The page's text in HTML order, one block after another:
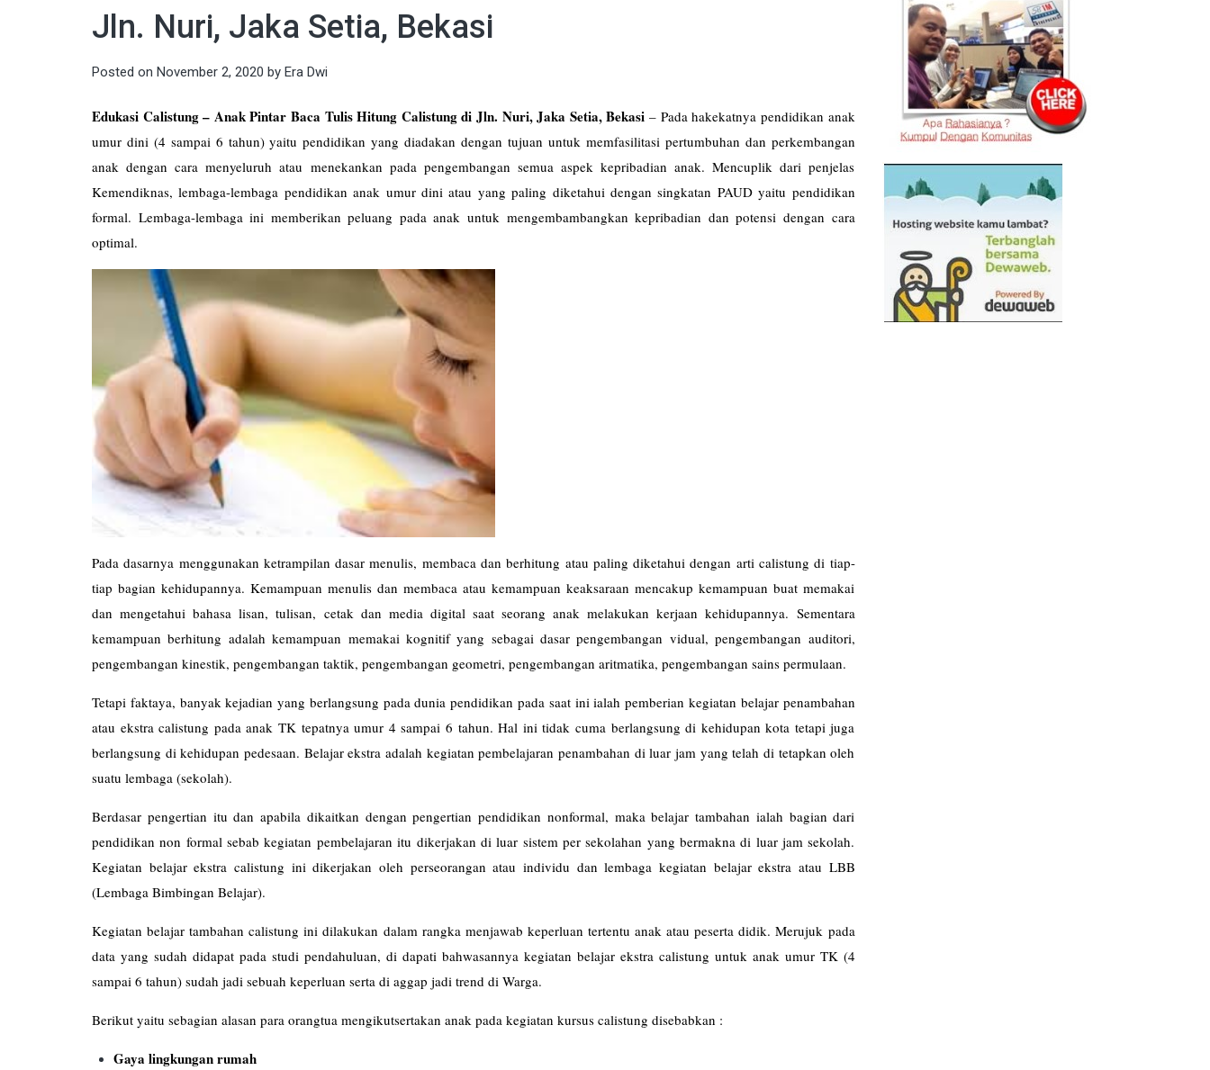
Jln. Nuri, Jaka Setia, Bekasi
Posted on November 2, 2020 by Era Dwi
Edukasi Calistung – Anak Pintar Baca Tulis Hitung Calistung di Jln. Nuri, Jaka Setia, Bekasi – Pada hakekatnya pendidikan anak
umur dini (4 sampai 6 tahun) yaitu pendidikan yang diadakan dengan tujuan untuk memfasilitasi pertumbuhan dan perkembangan
anak dengan cara menyeluruh atau menekankan pada pengembangan semua aspek kepribadian anak. Mencuplik dari penjelas
Kemendiknas, lembaga-lembaga pendidikan anak umur dini atau yang paling diketahui dengan singkatan PAUD yaitu pendidikan
formal. Lembaga-lembaga ini memberikan peluang pada anak untuk mengembambangkan kepribadian dan potensi dengan cara
optimal.
Pada dasarnya menggunakan ketrampilan dasar menulis, membaca dan berhitung atau paling diketahui dengan arti calistung di tiap-
tiap bagian kehidupannya. Kemampuan menulis dan membaca atau kemampuan keaksaraan mencakup kemampuan buat memakai
dan mengetahui bahasa lisan, tulisan, cetak dan media digital saat seorang anak melakukan kerjaan kehidupannya. Sementara
kemampuan berhitung adalah kemampuan memakai kognitif yang sebagai dasar pengembangan vidual, pengembangan auditori,
pengembangan kinestik, pengembangan taktik, pengembangan geometri, pengembangan aritmatika, pengembangan sains permulaan.
Tetapi faktaya, banyak kejadian yang berlangsung pada dunia pendidikan pada saat ini ialah pemberian kegiatan belajar penambahan
atau ekstra calistung pada anak TK tepatnya umur 4 sampai 6 tahun. Hal ini tidak cuma berlangsung di kehidupan kota tetapi juga
berlangsung di kehidupan pedesaan. Belajar ekstra adalah kegiatan pembelajaran penambahan di luar jam yang telah di tetapkan oleh
suatu lembaga (sekolah).
Berdasar pengertian itu dan apabila dikaitkan dengan pengertian pendidikan nonformal, maka belajar tambahan ialah bagian dari
pendidikan non formal sebab kegiatan pembelajaran itu dikerjakan di luar sistem per sekolahan yang bermakna di luar jam sekolah.
Kegiatan belajar ekstra calistung ini dikerjakan oleh perseorangan atau individu dan lembaga kegiatan belajar ekstra atau LBB
(Lembaga Bimbingan Belajar).
Kegiatan belajar tambahan calistung ini dilakukan dalam rangka menjawab keperluan tertentu anak atau peserta didik. Merujuk pada
data yang sudah didapat pada studi pendahuluan, di dapati bahwasannya kegiatan belajar ekstra calistung untuk anak umur TK (4
sampai 6 tahun) sudah jadi sebuah keperluan serta di aggap jadi trend di Warga.
Berikut yaitu sebagian alasan para orangtua mengikutsertakan anak pada kegiatan kursus calistung disebabkan :
Gaya lingkungan rumah